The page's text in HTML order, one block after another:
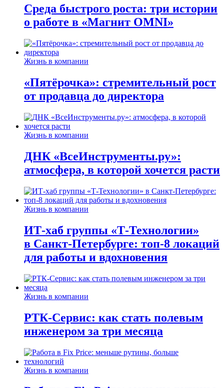
Среда быстрого роста: три истории
о работе в «Магнит OMNI»
Жизнь в компании
«Пятёрочка»: стремительный рост
от продавца до директора
Жизнь в компании
ДНК «ВсеИнструменты.ру»:
атмосфера, в которой хочется расти
Жизнь в компании
ИТ-хаб группы «Т-Технологии»
в Санкт-Петербурге: топ-8 локаций
для работы и вдохновения
Жизнь в компании
РТК-Сервис: как стать полевым
инженером за три месяца
Жизнь в компании